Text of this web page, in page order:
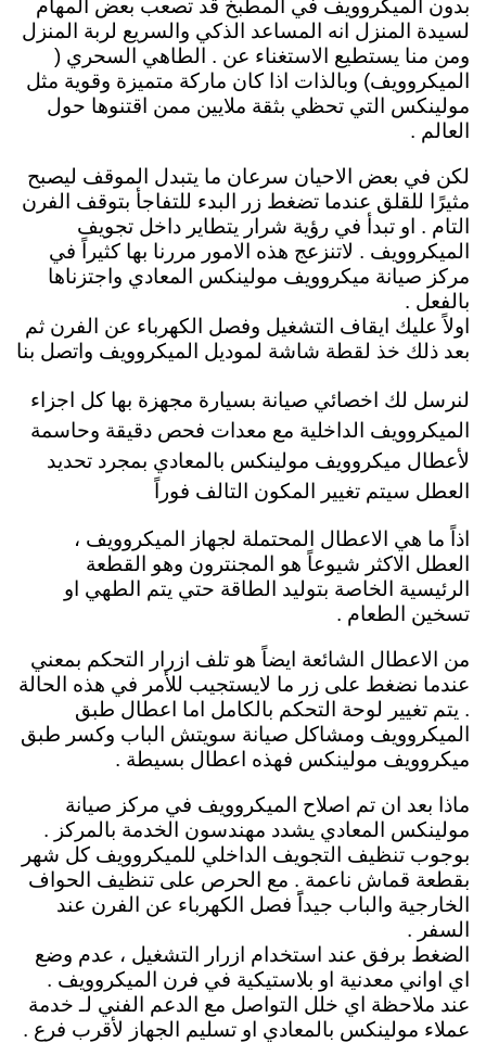
بدون الميكروويف في المطبخ قد تصعب بعض المهام
لسيدة المنزل انه المساعد الذكي والسريع لربة المنزل
ومن منا يستطيع الاستغناء عن . الطاهي السحري (
الميكروويف) وبالذات اذا كان ماركة متميزة وقوية مثل
مولينكس التي تحظي بثقة ملايين ممن اقتنوها حول
العالم .
لكن في بعض الاحيان سرعان ما يتبدل الموقف ليصبح
مثيرًا للقلق عندما تضغط زر البدء للتفاجأ بتوقف الفرن
التام . او تبدأ في رؤية شرار يتطاير داخل تجويف
الميكروويف . لاتنزعج هذه الامور مررنا بها كثيراً في
مركز صيانة ميكروويف مولينكس المعادي واجتزناها
بالفعل .
اولاً عليك ايقاف التشغيل وفصل الكهرباء عن الفرن ثم
بعد ذلك خذ لقطة شاشة لموديل الميكروويف واتصل بنا
لنرسل لك اخصائي صيانة بسيارة مجهزة بها كل اجزاء
الميكروويف الداخلية مع معدات فحص دقيقة وحاسمة
لأعطال ميكروويف مولينكس بالمعادي بمجرد تحديد
العطل سيتم تغيير المكون التالف فوراً
اذاً ما هي الاعطال المحتملة لجهاز الميكروويف ،
العطل الاكثر شيوعاً هو المجنترون وهو القطعة
الرئيسية الخاصة بتوليد الطاقة حتي يتم الطهي او
تسخين الطعام .
من الاعطال الشائعة ايضاً هو تلف ازرار التحكم بمعني
عندما نضغط على زر ما لايستجيب للأمر في هذه الحالة
. يتم تغيير لوحة التحكم بالكامل اما اعطال طبق
الميكروويف ومشاكل صيانة سويتش الباب وكسر طبق
ميكروويف مولينكس فهذه اعطال بسيطة .
ماذا بعد ان تم اصلاح الميكروويف في مركز صيانة
مولينكس المعادي يشدد مهندسون الخدمة بالمركز .
بوجوب تنظيف التجويف الداخلي للميكروويف كل شهر
بقطعة قماش ناعمة . مع الحرص على تنظيف الحواف
الخارجية والباب جيداًَ فصل الكهرباء عن الفرن عند
السفر .
الضغط برفق عند استخدام ازرار التشغيل ، عدم وضع
اي اواني معدنية او بلاستيكية في فرن الميكروويف .
عند ملاحظة اي خلل التواصل مع الدعم الفني لـ خدمة
عملاء مولينكس بالمعادي او تسليم الجهاز لأقرب فرع .